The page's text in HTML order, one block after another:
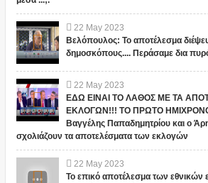
22 May 2023
Βελόπουλος: Το αποτέλεσμα
δημοσκόπους.... Περάσαμε δια
22 May 2023
ΕΔΩ ΕΙΝΑΙ ΤΟ ΛΑΘΟΣ ΜΕ ΤΑ
ΕΚΛΟΓΩΝ!!! ΤΟ ΠΡΩΤΟ
Βαγγέλης Παπαδημητρίου και ο
σχολιάζουν τα αποτελέσματα των εκλογών
22 May 2023
Το επικό αποτέλεσμα των εθνικών